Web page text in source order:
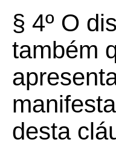
§ 4º O
também
desta